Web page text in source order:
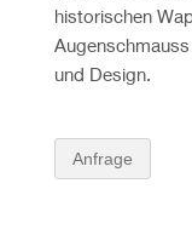
historischen
und Design.
Anfrage